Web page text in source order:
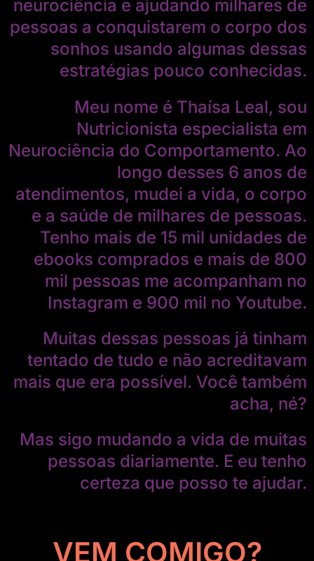
neurociência e ajudando milhares de
pessoas a conquistarem o corpo dos
sonhos usando algumas dessas
estratégias pouco conhecidas.
Meu nome é Thaísa Leal, sou
Nutricionista especialista em
Neurociência do Comportamento. Ao
longo desses 6 anos de
atendimentos, mudei a vida, o corpo
e a saúde de milhares de pessoas.
Tenho mais de 15 mil unidades de
ebooks comprados e mais de 800
mil pessoas me acompanham no
Instagram e 900 mil no Youtube.
Muitas dessas pessoas já tinham
tentado de tudo e não acreditavam
mais que era possível. Você também
acha, né?
Mas sigo mudando a vida de muitas
pessoas diariamente. E eu tenho
certeza que posso te ajudar.
VEM COMIGO?